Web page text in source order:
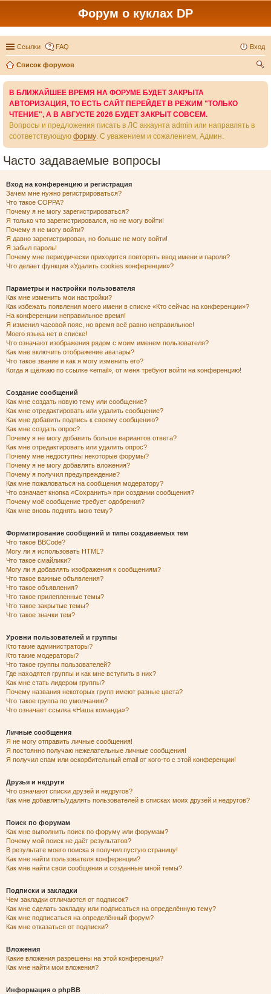
Форум о куклах DP
Ссылки FAQ Вход
Список форумов
В БЛИЖАЙШЕЕ ВРЕМЯ НА ФОРУМЕ БУДЕТ ЗАКРЫТА
АВТОРИЗАЦИЯ, ТО ЕСТЬ САЙТ ПЕРЕЙДЕТ В РЕЖИМ "ТОЛЬКО
ЧТЕНИЕ", А В АВГУСТЕ 2026 БУДЕТ ЗАКРЫТ СОВСЕМ.
Вопросы и предложения писать в ЛС аккаунта admin или направлять в
соответствующую форму. С уважением и сожалением, Админ.
Часто задаваемые вопросы
Вход на конференцию и регистрация
Зачем мне нужно регистрироваться?
Что такое COPPA?
Почему я не могу зарегистрироваться?
Я только что зарегистрировался, но не могу войти!
Почему я не могу войти?
Я давно зарегистрирован, но больше не могу войти!
Я забыл пароль!
Почему мне периодически приходится повторять ввод имени и пароля?
Что делает функция «Удалить cookies конференции»?
Параметры и настройки пользователя
Как мне изменить мои настройки?
Как избежать появления моего имени в списке «Кто сейчас на конференции»?
На конференции неправильное время!
Я изменил часовой пояс, но время всё равно неправильное!
Моего языка нет в списке!
Что означают изображения рядом с моим именем пользователя?
Как мне включить отображение аватары?
Что такое звание и как я могу изменить его?
Когда я щёлкаю по ссылке «email», от меня требуют войти на конференцию!
Создание сообщений
Как мне создать новую тему или сообщение?
Как мне отредактировать или удалить сообщение?
Как мне добавить подпись к своему сообщению?
Как мне создать опрос?
Почему я не могу добавить больше вариантов ответа?
Как мне отредактировать или удалить опрос?
Почему мне недоступны некоторые форумы?
Почему я не могу добавлять вложения?
Почему я получил предупреждение?
Как мне пожаловаться на сообщения модератору?
Что означает кнопка «Сохранить» при создании сообщения?
Почему моё сообщение требует одобрения?
Как мне вновь поднять мою тему?
Форматирование сообщений и типы создаваемых тем
Что такое BBCode?
Могу ли я использовать HTML?
Что такое смайлики?
Могу ли я добавлять изображения к сообщениям?
Что такое важные объявления?
Что такое объявления?
Что такое прилепленные темы?
Что такое закрытые темы?
Что такое значки тем?
Уровни пользователей и группы
Кто такие администраторы?
Кто такие модераторы?
Что такое группы пользователей?
Где находятся группы и как мне вступить в них?
Как мне стать лидером группы?
Почему названия некоторых групп имеют разные цвета?
Что такое группа по умолчанию?
Что означает ссылка «Наша команда»?
Личные сообщения
Я не могу отправить личные сообщения!
Я постоянно получаю нежелательные личные сообщения!
Я получил спам или оскорбительный email от кого-то с этой конференции!
Друзья и недруги
Что означают списки друзей и недругов?
Как мне добавлять/удалять пользователей в списках моих друзей и недругов?
Поиск по форумам
Как мне выполнить поиск по форуму или форумам?
Почему мой поиск не даёт результатов?
В результате моего поиска я получил пустую страницу!
Как мне найти пользователя конференции?
Как мне найти свои сообщения и созданные мной темы?
Подписки и закладки
Чем закладки отличаются от подписок?
Как мне сделать закладку или подписаться на определённую тему?
Как мне подписаться на определённый форум?
Как мне отказаться от подписки?
Вложения
Какие вложения разрешены на этой конференции?
Как мне найти мои вложения?
Информация о phpBB